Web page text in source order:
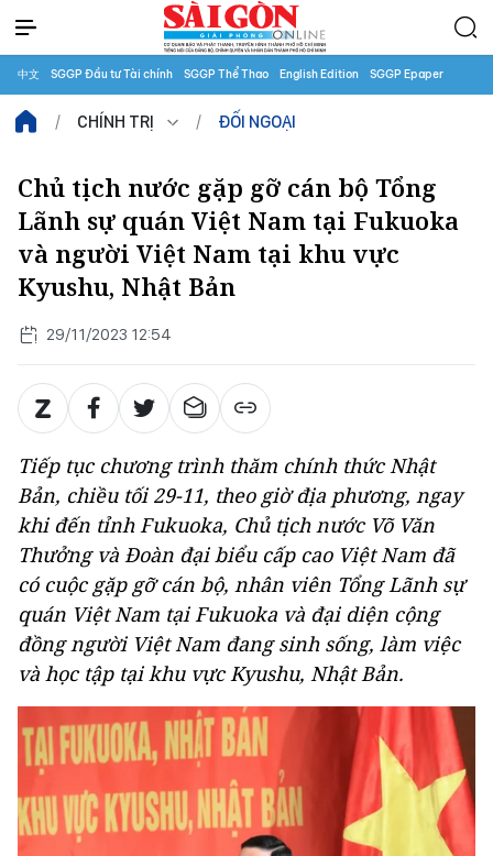
中文 SGGP Đầu tư Tài chính SGGP Thể Thao English Edition SGGP Epaper
CHÍNH TRỊ ĐỐI NGOẠI
Chủ tịch nước gặp gỡ cán bộ Tổng
Lãnh sự quán Việt Nam tại Fukuoka
và người Việt Nam tại khu vực
Kyushu, Nhật Bản
29/11/2023 12:54
Tiếp tục chương trình thăm chính thức Nhật
Bản, chiều tối 29-11, theo giờ địa phương, ngay
khi đến tỉnh Fukuoka, Chủ tịch nước Võ Văn
Thưởng và Đoàn đại biểu cấp cao Việt Nam đã
có cuộc gặp gỡ cán bộ, nhân viên Tổng Lãnh sự
quán Việt Nam tại Fukuoka và đại diện cộng
đồng người Việt Nam đang sinh sống, làm việc
và học tập tại khu vực Kyushu, Nhật Bản.